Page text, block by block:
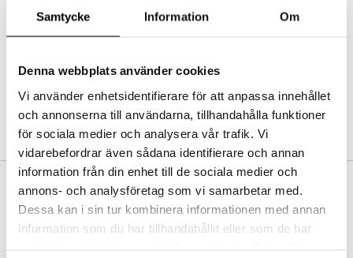
Samtycke Information Om
Denna webbplats använder cookies
Vi använder enhetsidentifierare för att anpassa innehållet
och annonserna till användarna, tillhandahålla funktioner
för sociala medier och analysera vår trafik. Vi
vidarebefordrar även sådana identifierare och annan
information från din enhet till de sociala medier och
annons- och analysföretag som vi samarbetar med.
Dessa kan i sin tur kombinera informationen med annan
information som du har tillhandahållit eller som de har
Abonnemang
Bevaka produkter
Recensera produkter
SKAPA KUND
VAD KOSTAR FRAKTEN?
Vi erbjuder fri frakt från 350 kr. Vår gräns för fraktfri leverans bestäms
utifån vilken avdelning du handlar från. Läs mer här »